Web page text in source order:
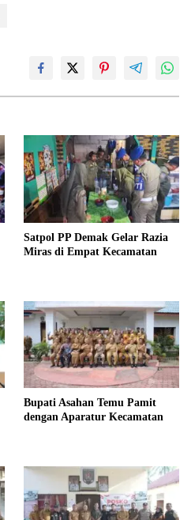
Satpol PP Demak Gelar Razia
Miras di Empat Kecamatan
Bupati Asahan Temu Pamit
dengan Aparatur Kecamatan